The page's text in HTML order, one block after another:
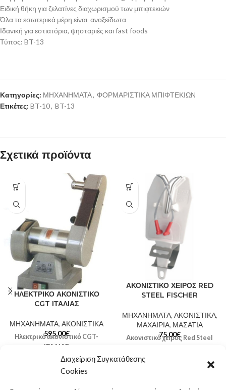
Διαχείριση Συγκατάθεσης
Cookies
Ειδική θήκη για ζελατίνες διαχωρισμού των μπιφτεκιών
Όλα τα εσωτερικά μέρη είναι ανοξείδωτα
Ιδανική για εστιατόρια, ψησταριές και fast foods
Τύπος: BT-13
Κατηγορίες: ΜΗΧΑΝΗΜΑΤΑ, ΦΟΡΜΑΡΙΣΤΙΚΑ ΜΠΙΦΤΕΚΙΩΝ
Ετικέτες: BT-10, BT-13
Σχετικά προϊόντα
ΗΛΕΚΤΡΙΚΟ ΑΚΟΝΙΣΤΙΚΟ
CGT ΙΤΑΛΙΑΣ
ΜΗΧΑΝΗΜΑΤΑ, ΑΚΟΝΙΣΤΙΚΑ
595,00€
Ηλεκτρικό ακονιστικό CGT-
ΙΤΑΛΙΑΣ
Ακόνισμα με ιμάντα οξειδίου του
αλουμινίου
Εύκολο στη χρήση με
ΑΚΟΝΙΣΤΙΚΟ ΧΕΙΡΟΣ RED
STEEL FISCHER
ΜΗΧΑΝΗΜΑΤΑ, ΑΚΟΝΙΣΤΙΚΑ,
ΜΑΧΑΙΡΙΑ, ΜΑΣΑΤΙΑ
75,00€
Ακονιστικό χειρός Red Steel
Συσκευή με ανοξείδωτη βάση
Απλό στη χρήση, χωρίς ειδική
Σταθερή γωνία των λεπίδων 30°